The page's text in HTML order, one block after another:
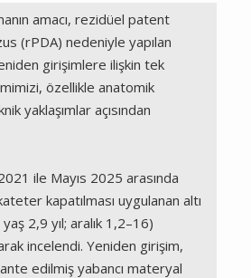
amacı, rezidüel patent
(rPDA) nedeniyle yapılan
girişimlere ilişkin tek
özellikle anatomik
yaklaşımlar açısından
ile Mayıs 2025 arasında
kapatılması uygulanan altı
2,9 yıl; aralık 1,2–16)
incelendi. Yeniden girişim,
edilmiş yabancı materyal